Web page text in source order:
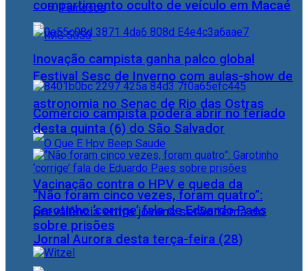
Famosos
Festival Sesc de Inverno com aulas-show de
astronomia no Senac de Rio das Ostras
Vacinação contra o HPV e queda da
prevalência entre jovens serão tema do
Jornal Aurora desta terça-feira (28)
compartimento oculto de veículo em Macaé
Inovação campista ganha palco global
Comércio campista poderá abrir no feriado
desta quinta (6) do São Salvador
“Não foram cinco vezes, foram quatro”:
Garotinho ‘corrige’ fala de Eduardo Paes
sobre prisões